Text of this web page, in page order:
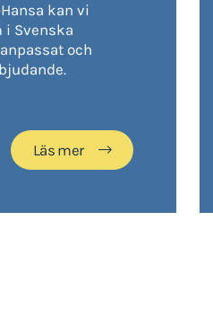
kan vi
i Svenska
och
Läs mer